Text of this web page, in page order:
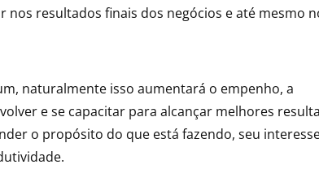
nos resultados finais dos negócios e até mesmo
naturalmente isso aumentará o empenho, a
e se capacitar para alcançar melhores
o propósito do que está fazendo, seu